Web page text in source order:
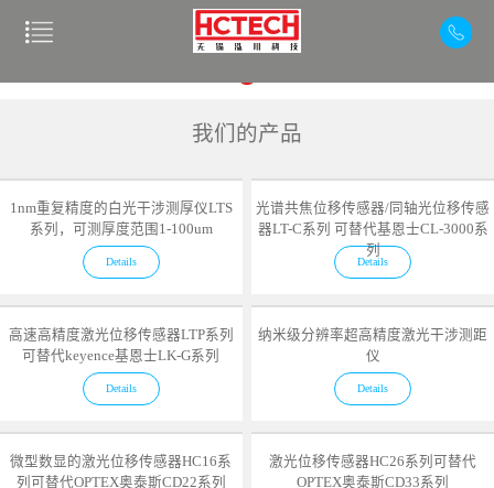
我们的产品
1nm重复精度的白光干涉测厚仪LTS
系列，可测厚度范围1-100um
Details
光谱共焦位移传感器/同轴光位移传感
器LT-C系列 可替代基恩士CL-3000系
列
Details
高速高精度激光位移传感器LTP系列
可替代keyence基恩士LK-G系列
Details
纳米级分辨率超高精度激光干涉测距
仪
Details
微型数显的激光位移传感器HC16系
列可替代OPTEX奥泰斯CD22系列
激光位移传感器HC26系列可替代
OPTEX奥泰斯CD33系列